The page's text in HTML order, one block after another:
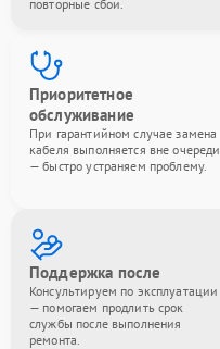
повторные сбои.
Приоритетное
обслуживание
При гарантийном случае замена
кабеля выполняется вне очереди
— быстро устраняем проблему.
Поддержка после
Консультируем по эксплуатации
— помогаем продлить срок
службы после выполнения
ремонта.